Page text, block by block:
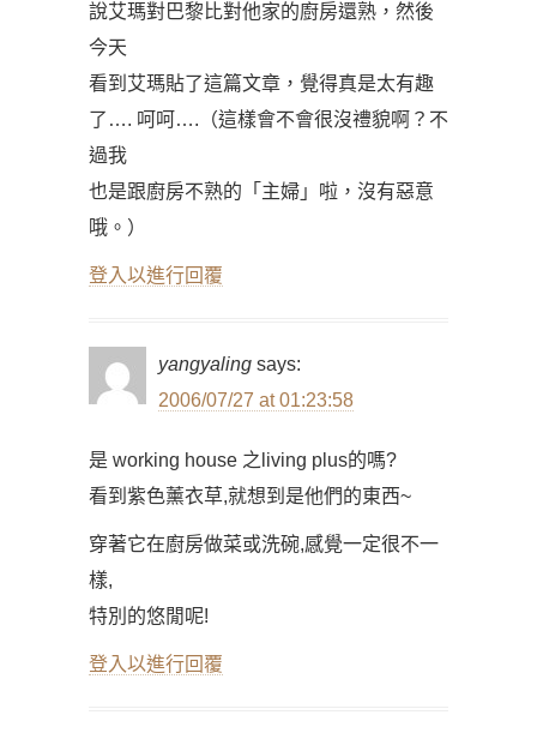
說艾瑪對巴黎比對他家的廚房還熟，然後
今天
看到艾瑪貼了這篇文章，覺得真是太有趣
了…. 呵呵….（這樣會不會很沒禮貌啊？不
過我
也是跟廚房不熟的「主婦」啦，沒有惡意
哦。）
登入以進行回覆
yangyaling says:
2006/07/27 at 01:23:58
是 working house 之living plus的嗎?
看到紫色薰衣草,就想到是他們的東西~
穿著它在廚房做菜或洗碗,感覺一定很不一
樣,
特別的悠閒呢!
登入以進行回覆